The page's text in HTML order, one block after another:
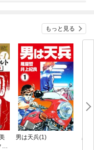
もっと見る
男は天兵(1)
黒